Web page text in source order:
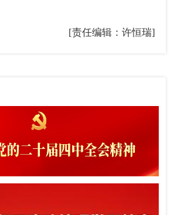
[责任编辑：许恒瑞]